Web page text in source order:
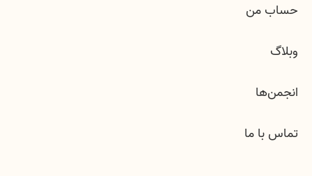
حساب من
وبلاگ
انجمن‌ها
تماس با ما